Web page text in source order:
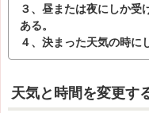
３、昼または夜にしか受
ある。
４、決まった天気の時に
天気と時間を変更す